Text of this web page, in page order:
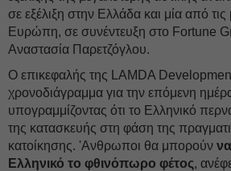
σε εξέλιξη στην Ελλάδα και μία από
Ευρώπη, σε συνέντευξη στο Fortune
Αναστασία Παρετζόγλου.
Ο επικεφαλής της LAMDA
χρονοδιάγραμμα για την επόμενη
υπογραμμίζοντας ότι το Ελληνικό
της κατασκευής στη φάση της
κατοίκησης. 'Ανθρωποι θα μπορούν
Ελληνικό το φθινόπωρο φέτος,